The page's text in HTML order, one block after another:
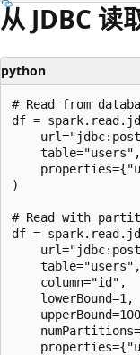
从 JDBC 读
python
# Read from
df =
    table="users",
)
# Read with
df =
    table="users",
    column="id",
    lowerBound=1,